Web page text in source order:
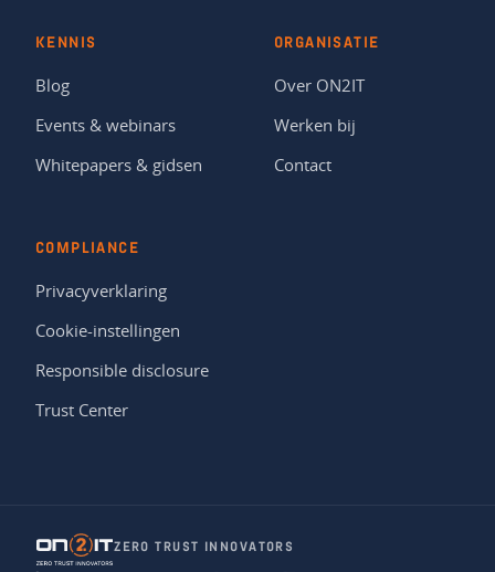
KENNIS
Blog
Events & webinars
Whitepapers & gidsen
ORGANISATIE
Over ON2IT
Werken bij
Contact
COMPLIANCE
Privacyverklaring
Cookie-instellingen
Responsible disclosure
Trust Center
ZERO TRUST INNOVATORS